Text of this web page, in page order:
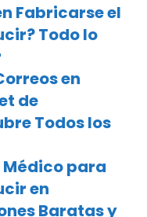
Fabricarse el
Todo lo
en
de
Todos los
para
en
Baratas y